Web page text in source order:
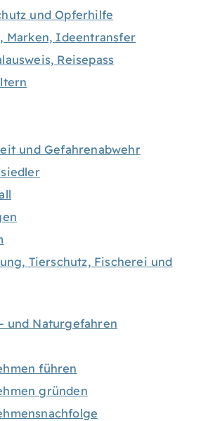
und Opferhilfe
Marken, Ideentransfer
Reisepass
und Gefahrenabwehr
Tierschutz, Fischerei und
und Naturgefahren
führen
gründen